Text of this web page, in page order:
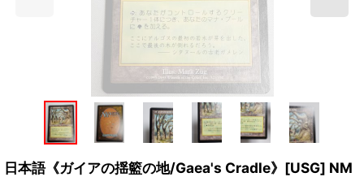
日本語《ガイアの揺籃の地/Gaea's Cradle》[USG] NM